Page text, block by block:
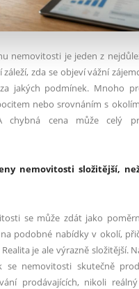
nemovitosti je jeden z
zda se objeví vážní
jakých podmínek. Mnoho
nebo srovnáním s
cena může celý
nemovitosti složitější,
se může zdát jako
podobné nabídky v okolí,
je ale výrazně složitější.
se nemovitosti skutečně
prodávajících, nikoli